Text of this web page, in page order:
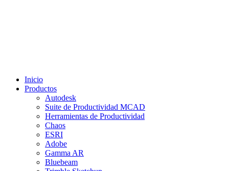
Inicio
Productos
Autodesk
Suite de Productividad MCAD
Herramientas de Productividad
Chaos
ESRI
Adobe
Gamma AR
Bluebeam